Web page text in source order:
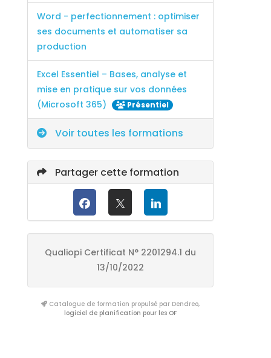
Word - perfectionnement : optimiser
ses documents et automatiser sa
production
Excel Essentiel – Bases, analyse et
mise en pratique sur vos données
(Microsoft 365)
Présentiel
Voir toutes les formations
Partager cette formation
Qualiopi Certificat N° 2201294.1 du
13/10/2022
Catalogue de formation propulsé par Dendreo,
logiciel de planification pour les OF